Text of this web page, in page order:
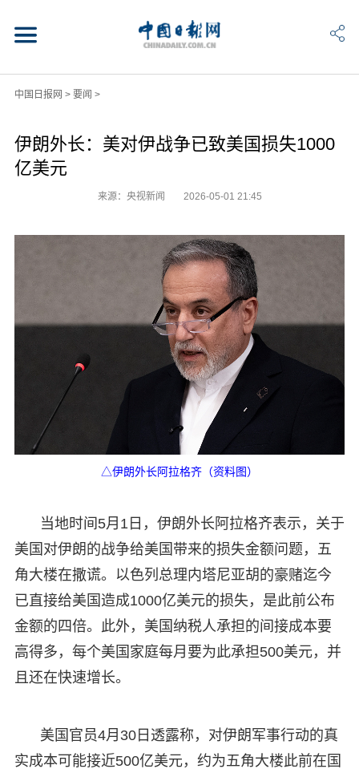
中国日报网 > 要闻 >
伊朗外长：美对伊战争已致美国损失1000
亿美元
来源：央视新闻 2026-05-01 21:45
△伊朗外长阿拉格齐（资料图）
当地时间5月1日，伊朗外长阿拉格齐表示，关于
美国对伊朗的战争给美国带来的损失金额问题，五
角大楼在撒谎。以色列总理内塔尼亚胡的豪赌迄今
已直接给美国造成1000亿美元的损失，是此前公布
金额的四倍。此外，美国纳税人承担的间接成本要
高得多，每个美国家庭每月要为此承担500美元，并
且还在快速增长。
美国官员4月30日透露称，对伊朗军事行动的真
实成本可能接近500亿美元，约为五角大楼此前在国